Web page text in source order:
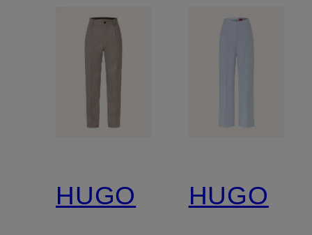
HUGO
HUGO